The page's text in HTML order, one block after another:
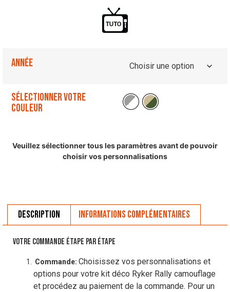
Année
Sélectionner votre
couleur
Veuillez sélectionner tous les paramètres avant de pouvoir
choisir vos personnalisations
Description Informations complémentaires
VOTRE COMMANDE ÉTAPE PAR ÉTAPE
Commande: Choisissez vos personnalisations et
options pour votre kit déco Ryker Rally camouflage
et procédez au paiement de la commande. Pour un